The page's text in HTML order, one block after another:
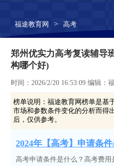
福途教育网 > 高考
郑州优实力高考复读辅导
构哪个好)
时间：2026/2/20 16:53:09 编辑：
榜单说明：福途教育网榜单是基
市场和参数条件变化的分析而得
后，仅供参考。
2024年【高考】申请条
高考申请条件是什么？高考费